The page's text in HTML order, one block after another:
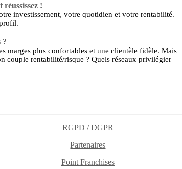
réussissez !
investissement, votre quotidien et votre rentabilité.
?
marges plus confortables et une clientèle fidèle. Mais
couple rentabilité/risque ? Quels réseaux privilégier
RGPD / DGPR
Partenaires
Point Franchises